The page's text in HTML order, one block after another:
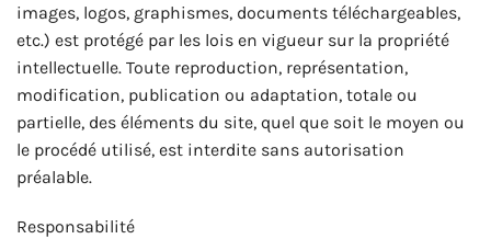
images, logos, graphismes, documents téléchargeables,
etc.) est protégé par les lois en vigueur sur la propriété
intellectuelle. Toute reproduction, représentation,
modification, publication ou adaptation, totale ou
partielle, des éléments du site, quel que soit le moyen ou
le procédé utilisé, est interdite sans autorisation
préalable.
Responsabilité